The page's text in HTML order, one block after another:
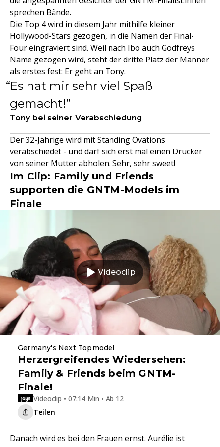
sprechen Bände.
Die Top 4 wird in diesem Jahr mithilfe kleiner
Hollywood-Stars gezogen, in die Namen der Final-
Four eingraviert sind. Weil nach Ibo auch Godfreys
Name gezogen wird, steht der dritte Platz der Männer
als erstes fest: Er geht an Tony.
Es hat mir sehr viel Spaß
gemacht!
Tony bei seiner Verabschiedung
Der 32-Jährige wird mit Standing Ovations
verabschiedet - und darf sich erst mal einen Drücker
von seiner Mutter abholen. Sehr, sehr sweet!
Im Clip: Family und Friends
supporten die GNTM-Models im
Finale
Videoclip
Germany's Next Topmodel
Herzergreifendes Wiedersehen:
Family & Friends beim GNTM-
Finale!
Videoclip • 07:14 Min • Ab 12
Teilen
Danach wird es bei den Frauen ernst. Aurélie ist